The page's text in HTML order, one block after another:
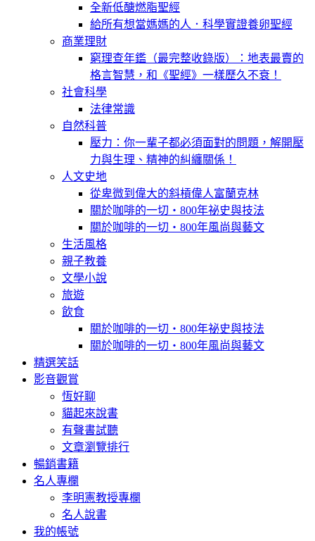
全新低醣燃脂聖經
給所有想當媽媽的人．科學實證養卵聖經
商業理財
窮理查年鑑（最完整收錄版）：地表最賣的
格言智慧，和《聖經》一樣歷久不衰！
社會科學
法律常識
自然科普
壓力：你一輩子都必須面對的問題，解開壓
力與生理、精神的糾纏關係！
人文史地
從卑微到偉大的斜槓偉人富蘭克林
關於咖啡的一切‧800年祕史與技法
關於咖啡的一切‧800年風尚與藝文
生活風格
親子教養
文學小說
旅遊
飲食
關於咖啡的一切‧800年祕史與技法
關於咖啡的一切‧800年風尚與藝文
精選笑話
影音觀賞
恆好聊
貓起來說書
有聲書試聽
文章瀏覽排行
暢銷書籍
名人專欄
李明憲教授專欄
名人說書
我的帳號